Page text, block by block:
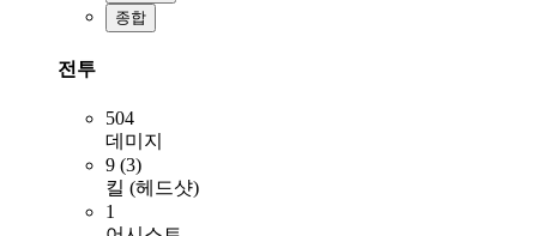
종합
전투
504
데미지
9 (3)
킬 (헤드샷)
1